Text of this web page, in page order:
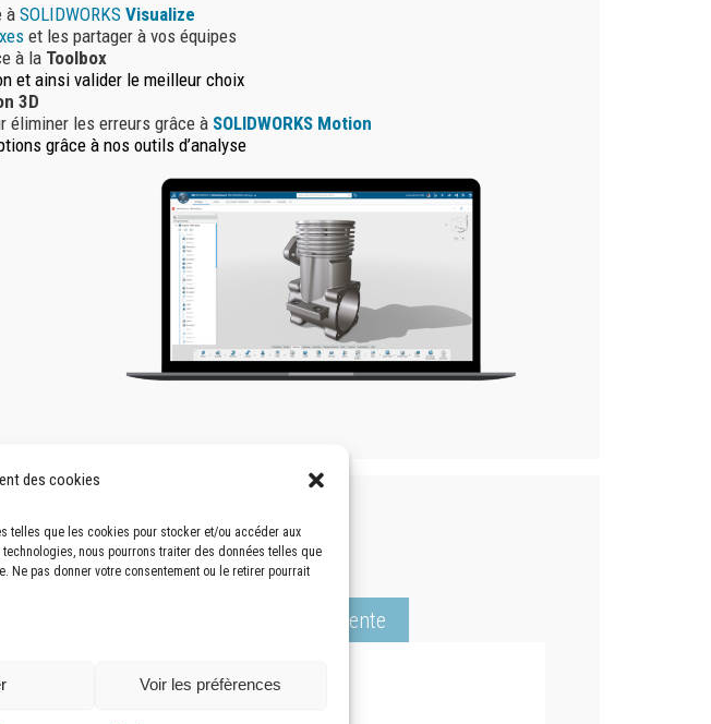
des cookies
telles que les cookies pour stocker et/ou accéder aux
nous pourrons traiter des données telles que
Ne pas donner votre consentement ou le retirer pourrait
Voir les préfèrences
à SOLIDWORKS Visualize
et les partager à vos équipes
à la Toolbox
et ainsi valider le meilleur choix
3D
éliminer les erreurs grâce à SOLIDWORKS Motion
grâce à nos outils d’analyse
Marketing / Vente
conception et l’ingénérie ?